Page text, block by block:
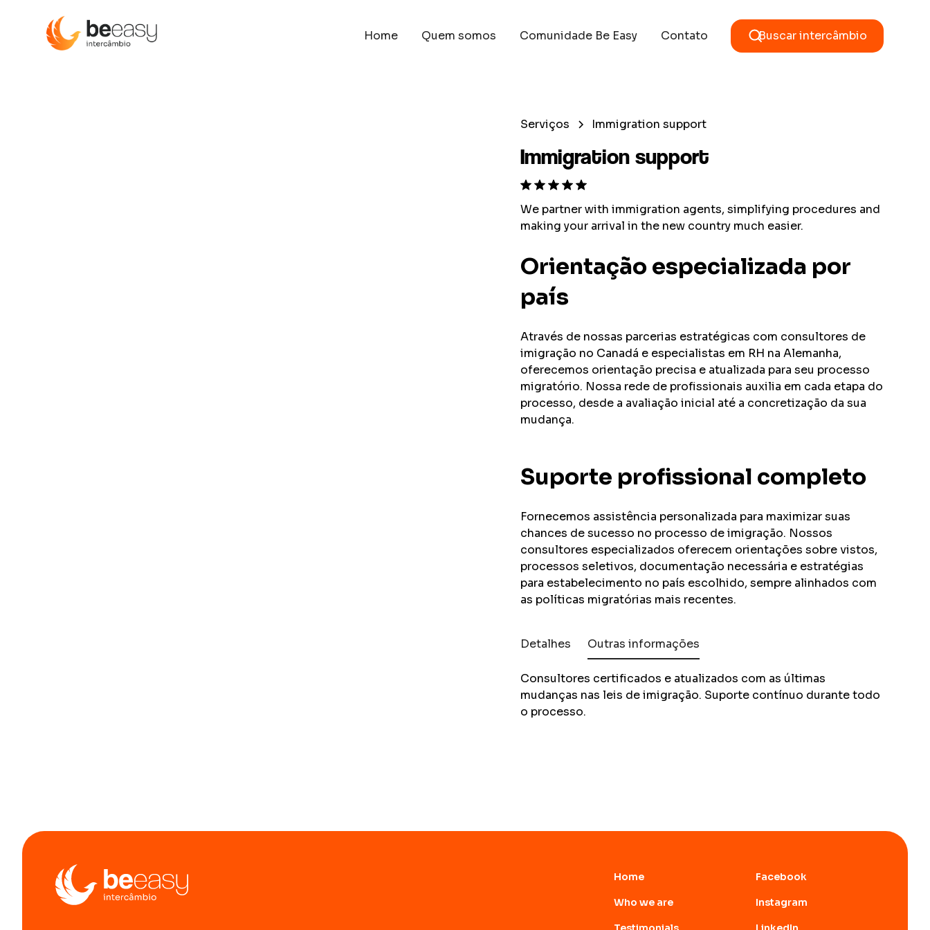
Home Quem somos Comunidade Be Easy Contato Buscar intercâmbio
Serviços Immigration support
Immigration support
We partner with immigration agents, simplifying procedures and
making your arrival in the new country much easier.
Orientação especializada por
país
Através de nossas parcerias estratégicas com consultores de
imigração no Canadá e especialistas em RH na Alemanha,
oferecemos orientação precisa e atualizada para seu processo
migratório. Nossa rede de profissionais auxilia em cada etapa do
processo, desde a avaliação inicial até a concretização da sua
mudança.
Suporte profissional completo
Fornecemos assistência personalizada para maximizar suas
chances de sucesso no processo de imigração. Nossos
consultores especializados oferecem orientações sobre vistos,
processos seletivos, documentação necessária e estratégias
para estabelecimento no país escolhido, sempre alinhados com
as políticas migratórias mais recentes.
Detalhes Outras informações
Consultores certificados e atualizados com as últimas
mudanças nas leis de imigração. Suporte contínuo durante todo
o processo.
Home
Who we are
Facebook
Instagram